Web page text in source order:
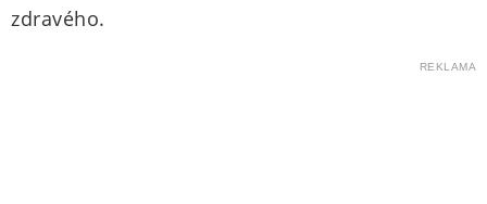
zdravého.
REKLAMA